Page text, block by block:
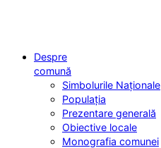
Despre
comună
Simbolurile Naționale
Populația
Prezentare generală
Obiective locale
Monografia comunei